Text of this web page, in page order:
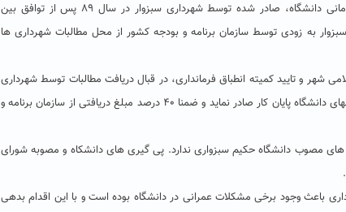
بر اساس پی گیری های دانشگاه حکیم سبزواری عوارضات ١٣ میلیارد تومانی دانشگاه، صادر شده توسط شهرداری سبزوار در سال ٨٩ پس از توافق بین
به زودی توسط سازمان برنامه و بودجه کشور از محل مطالبات شهرداری ها
شهر و تایید کمیته انطباق فرمانداری، در قبال دریافت مطالبات توسط شهرداری
از سازمان برنامه و بودجه، شهرداری سبزوار مکلف گردید برای کلیه ساختمانهای دانشگاه پایان کار صادر نماید و ضمنا ۴٠ درصد مبلغ دریافتی از سازمان برنامه و
مصوب دانشگاه حکیم سبزواری ندارد. پی گیری های دانشکاه و مصوبه شورای
باعث وجود برخی مشکلات عمرانی در دانشگاه بوده است و با این اقدام بدهی